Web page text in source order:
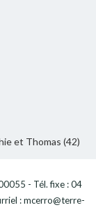
et Thomas (42)
- Tél. fixe : 04
: mcerro@terre-